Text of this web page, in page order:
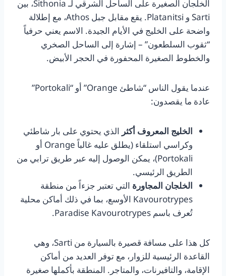
الخلجان الصغيرة على الساحل الشرقي لـ Sithonia، بين
Sarti و Platanitsi. يقع مقابل جبل Athos، مع إطلالة
واضحة على الخليج في الأيام الجيدة. الاسم يعني حرفياً
“ثقوب السلطعون” – إشارة إلى الساحل الصخري
والخطوط الصغيرة المحفورة في الحجر الأبيض.
عندما يقول الناس “شاطئ Orange” أو “Portokali”
عادة ما يقصدون:
الخليج المعروف أكثر الذي يحتوي على بار شاطئي
وكراسي استلقاء (يطلق عليه غالباً Orange أو
Portokali)، يمكن الوصول إليه عبر طريق ترابي من
الطريق الرئيسي.
الخلجان المجاورة التي تعتبر جزءاً من منطقة
Kavourotrypes الأوسع، بما في ذلك أماكن محلية
تُعرف باسم Paradise Kavourotrypes.
كل هذا على مسافة قصيرة بالسيارة من Sarti، وهي
القاعدة الرئيسية للزوار، مع توفر العديد من أماكن
الإقامة، والتافيرنات، والمتاجر. المنطقة بأكملها صغيرة